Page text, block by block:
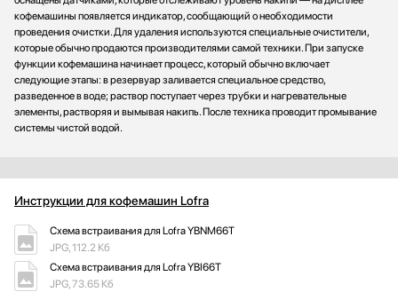
кофемашины появляется индикатор, сообщающий о необходимости
проведения очистки. Для удаления используются специальные очистители,
которые обычно продаются производителями самой техники. При запуске
функции кофемашина начинает процесс, который обычно включает
следующие этапы: в резервуар заливается специальное средство,
разведенное в воде; раствор поступает через трубки и нагревательные
элементы, растворяя и вымывая накипь. После техника проводит промывание
системы чистой водой.
Инструкции для кофемашин Lofra
Схема встраивания для Lofra YBNM66T
JPG, 112.2 Кб
Схема встраивания для Lofra YBI66T
JPG, 73.65 Кб